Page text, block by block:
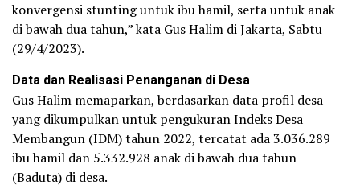
konvergensi stunting untuk ibu hamil, serta untuk anak
di bawah dua tahun,” kata Gus Halim di Jakarta, Sabtu
(29/4/2023).
Data dan Realisasi Penanganan di Desa
Gus Halim memaparkan, berdasarkan data profil desa
yang dikumpulkan untuk pengukuran Indeks Desa
Membangun (IDM) tahun 2022, tercatat ada 3.036.289
ibu hamil dan 5.332.928 anak di bawah dua tahun
(Baduta) di desa.